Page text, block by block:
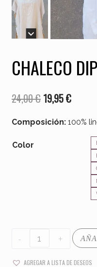
CHALECO
24,00€ El
original
19,95€El
actual
19,95
Composición: 100%
Color
CHALECO
cantidad
AGREGAR A LISTA DE DESEOS